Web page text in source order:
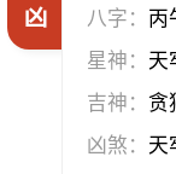
凶
八字： 丙
星神： 天
吉神：贪
凶煞： 天